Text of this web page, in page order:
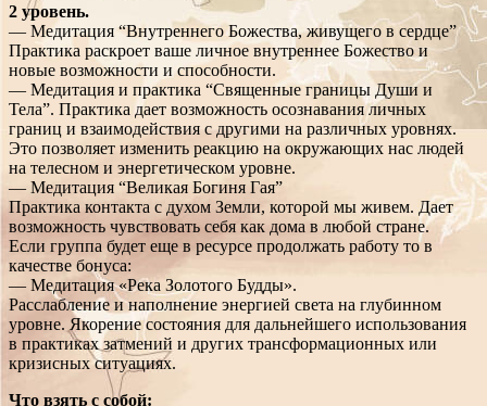
2 уровень.
— Медитация “Внутреннего Божества, живущего в сердце”
Практика раскроет ваше личное внутреннее Божество и
новые возможности и способности.
— Медитация и практика “Священные границы Души и
Тела”. Практика дает возможность осознавания личных
границ и взаимодействия с другими на различных уровнях.
Это позволяет изменить реакцию на окружающих нас людей
на телесном и энергетическом уровне.
— Медитация “Великая Богиня Гая”
Практика контакта с духом Земли, которой мы живем. Дает
возможность чувствовать себя как дома в любой стране.
Если группа будет еще в ресурсе продолжать работу то в
качестве бонуса:
— Медитация «Река Золотого Будды».
Расслабление и наполнение энергией света на глубинном
уровне. Якорение состояния для дальнейшего использования
в практиках затмений и других трансформационных или
кризисных ситуациях.
Что взять с собой: